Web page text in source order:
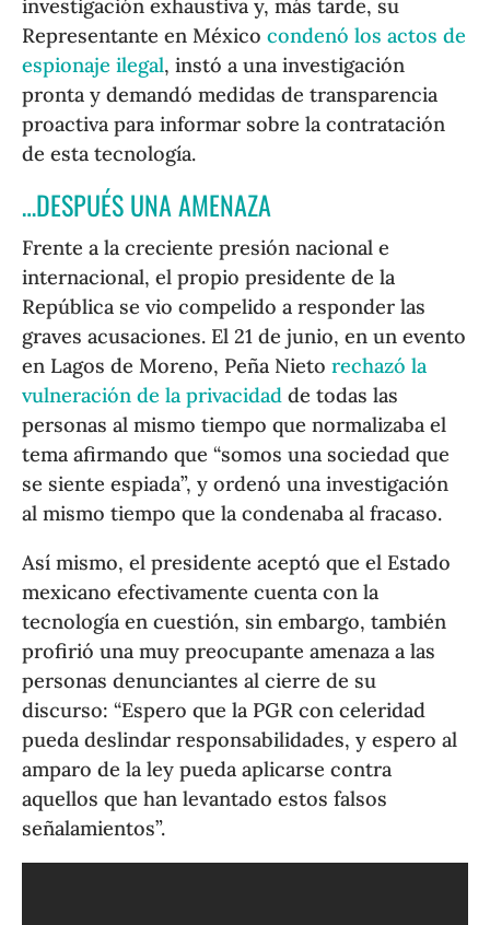
investigación exhaustiva y, más tarde, su
Representante en Méxicocondenó los actos de
espionaje ilegal, instó a una investigación
pronta y demandó medidas de transparencia
proactiva para informar sobre la contratación
de esta tecnología.
…DESPUÉS UNA AMENAZA
Frente a la creciente presión nacional e
internacional, el propio presidente de la
República se vio compelido a responder las
graves acusaciones. El 21 de junio, en un evento
en Lagos de Moreno, Peña Nietorechazó la
vulneración de la privacidadde todas las
personas al mismo tiempo que normalizaba el
tema afirmando que “somos una sociedad que
se siente espiada”, y ordenó una investigación
al mismo tiempo que la condenaba al fracaso.
Así mismo, el presidente aceptó que el Estado
mexicano efectivamente cuenta con la
tecnología en cuestión, sin embargo, también
profirió una muy preocupante amenaza a las
personas denunciantes al cierre de su
discurso: “Espero que la PGR con celeridad
pueda deslindar responsabilidades, y espero al
amparo de la ley pueda aplicarse contra
aquellos que han levantado estos falsos
señalamientos”.